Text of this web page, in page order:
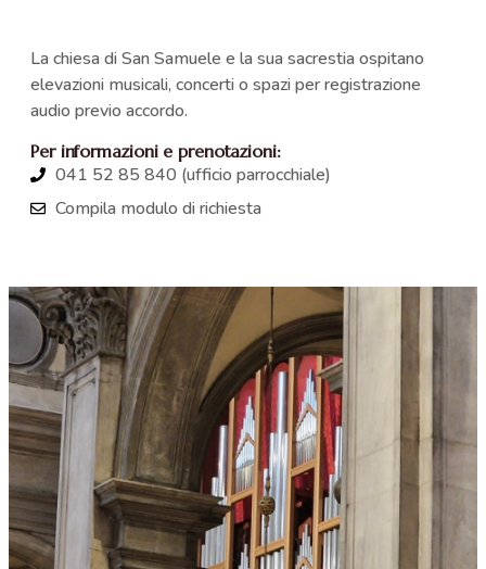
La chiesa di San Samuele e la sua sacrestia ospitano
elevazioni musicali, concerti o spazi per registrazione
audio previo accordo.
Per informazioni e prenotazioni:
041 52 85 840 (ufficio parrocchiale)
Compila modulo di richiesta